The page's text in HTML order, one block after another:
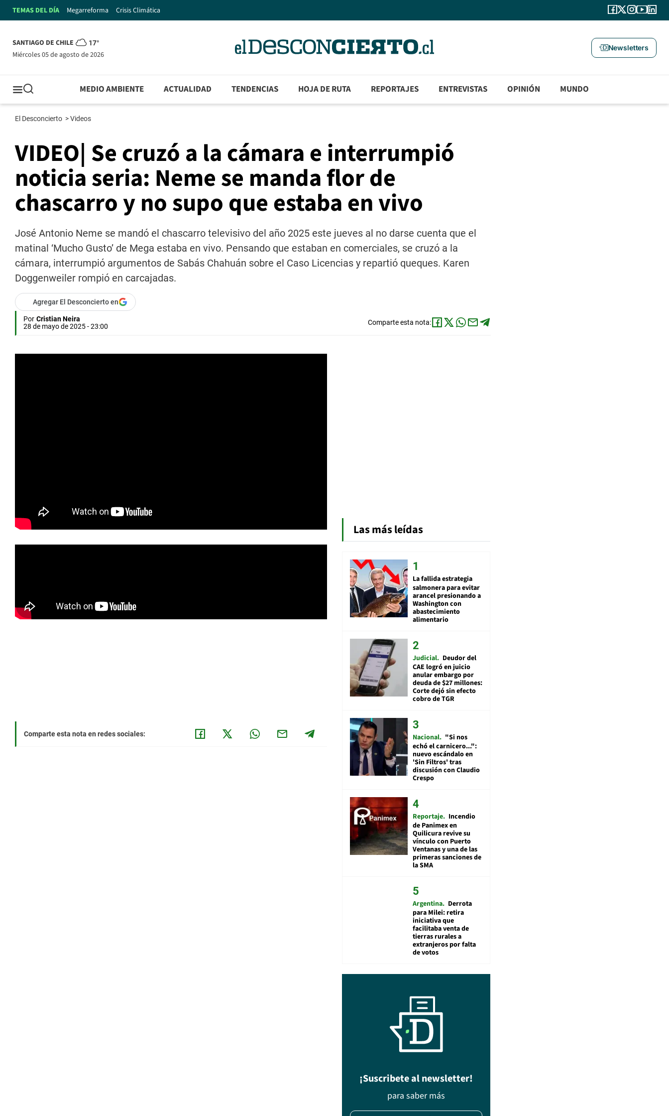
TEMAS DEL DÍA Megarreforma Crisis Climática
SANTIAGO DE CHILE 17°
miércoles 05 de agosto de 2026
Newsletters
MEDIO AMBIENTE ACTUALIDAD TENDENCIAS HOJA DE RUTA REPORTAJES ENTREVISTAS OPINIÓN MUNDO
El Desconcierto >Videos
VIDEO| Se cruzó a la cámara e interrumpió
noticia seria: Neme se manda flor de
chascarro y no supo que estaba en vivo
José Antonio Neme se mandó el chascarro televisivo del año 2025 este jueves al no darse cuenta que el
matinal ‘Mucho Gusto’ de Mega estaba en vivo. Pensando que estaban en comerciales, se cruzó a la
cámara, interrumpió argumentos de Sabás Chahuán sobre el Caso Licencias y repartió queques. Karen
Doggenweiler rompió en carcajadas.
Agregar El Desconcierto en
Por Cristian Neira
28 de mayo de 2025 - 23:00
Comparte esta nota:
Comparte esta nota en redes sociales:
Las más leídas
La fallida estrategia
salmonera para evitar
arancel presionando a
Washington con
abastecimiento
alimentario
Judicial Deudor del
CAE logró en juicio
anular embargo por
deuda de $27 millones:
Corte dejó sin efecto
cobro de TGR
Nacional "Si nos
echó el carnicero...":
nuevo escándalo en
'Sin Filtros' tras
discusión con Claudio
Crespo
Reportaje Incendio
de Panimex en
Quilicura revive su
vínculo con Puerto
Ventanas y una de las
primeras sanciones de
la SMA
Argentina Derrota
para Milei: retira
iniciativa que
facilitaba venta de
tierras rurales a
extranjeros por falta
de votos
¡Suscribete al newsletter!
para saber más